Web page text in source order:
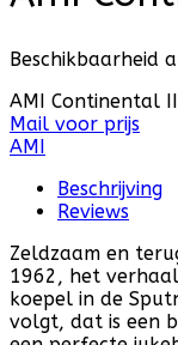
Beschikbaarheid
AMI Continental
Mail voor prijs
AMI
Beschrijving
Reviews
Zeldzaam en
1962, het
koepel in de
volgt, dat is een